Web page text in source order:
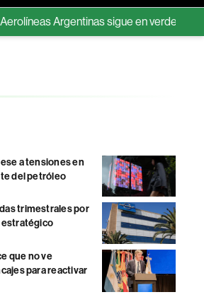
sigue en verde y pagará el
a tensiones en
del petróleo
trimestrales por
estratégico
que no ve
para reactivar